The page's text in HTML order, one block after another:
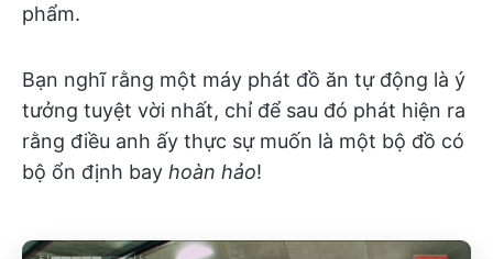
phẩm.
Bạn nghĩ rằng một máy phát đồ ăn tự động là ý
tưởng tuyệt vời nhất, chỉ để sau đó phát hiện ra
rằng điều anh ấy thực sự muốn là một bộ đồ có
bộ ổn định bay hoàn hảo!